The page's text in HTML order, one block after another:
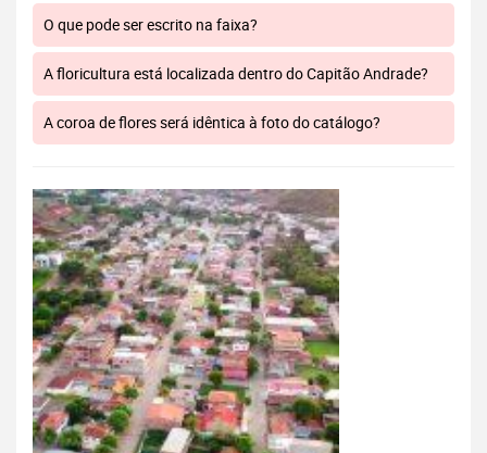
O que pode ser escrito na faixa?
A floricultura está localizada dentro do Capitão Andrade?
A coroa de flores será idêntica à foto do catálogo?